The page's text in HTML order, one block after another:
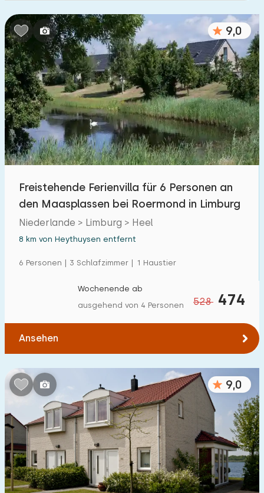
9,0
Freistehende Ferienvilla für 6 Personen an
den Maasplassen bei Roermond in Limburg
Niederlande > Limburg > Heel
8 km von Heythuysen entfernt
6 Personen | 3 Schlafzimmer | 1 Haustier
528 474
Wochenende ab
ausgehend von 4 Personen
Ansehen
9,0